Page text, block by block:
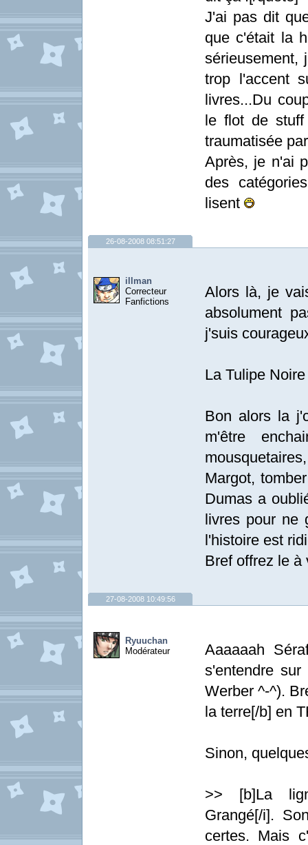
J'ai pas dit
que c'était la
sérieusement,
trop l'accent
livres...Du
le flot de stuff
traumatisée
Après, je n'ai
des
lisent
26-08-2008 08:51:27
illman
Correcteur
Fanfictions
Alors là, je
absolument
j'suis
La Tulipe
Bon alors la
m'être
Margot,
Dumas a
livres pour ne
l'histoire est
Bref offrez le à
27-08-2008 10:49:56
Ryuuchan
Modérateur
Aaaaaah
s'entendre
Werber ^-^).
la terre[/b] en
Sinon,
>> [b]La
Grangé[/i].
certes. Mais